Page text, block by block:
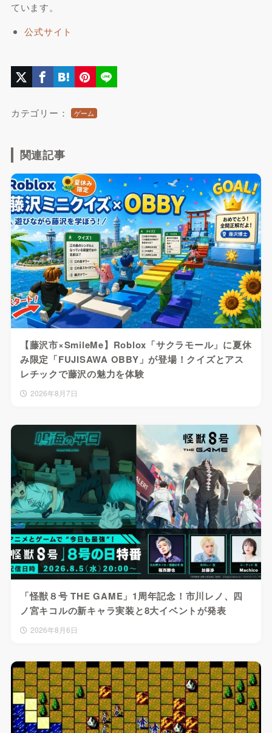
ています。
公式サイト
カテゴリー： ゲーム
関連記事
【藤沢市×SmileMe】Roblox「サクラモール」に夏休
み限定「FUJISAWA OBBY」が登場！クイズとアス
レチックで藤沢の魅力を体験
2026年8月7日
「怪獣８号 THE GAME」1周年記念！市川レノ、四
ノ宮キコルの新キャラ実装と8大イベントが発表
2026年8月6日